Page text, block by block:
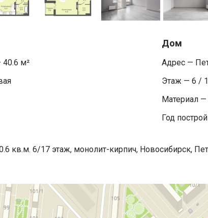
м²
Дом
Адрес —
Этаж — 6 /
Материал
Год
кв.м. 6/17 этаж, монолит-кирпич, Новосибирск,